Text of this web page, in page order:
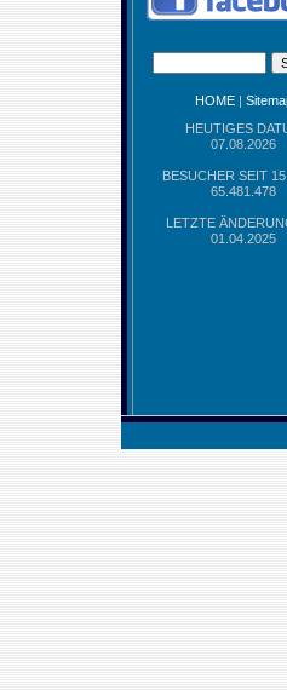
HOME|
HEUTIGES
07.08.2026
BESUCHER SEIT
65.481.478
LETZTE
01.04.2025